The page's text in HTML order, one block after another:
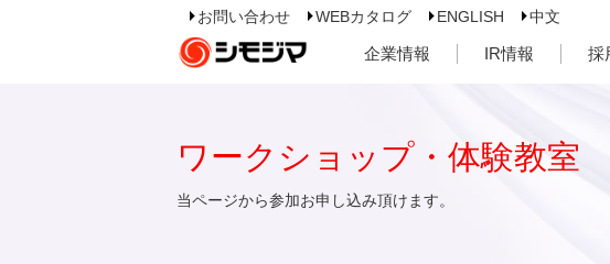
お問い合わせ WEBカタログ ENGLISH 中文
企業情報 IR情報 採
ワークショップ・体験教室
当ページから参加お申し込み頂けます。